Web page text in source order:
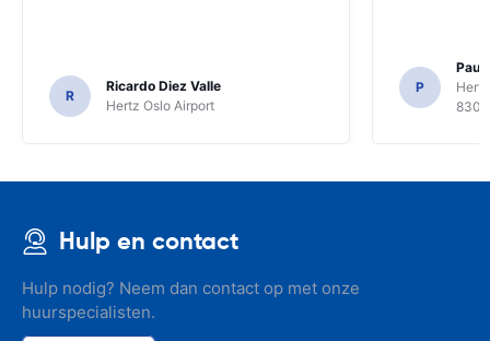
R
Ricardo Diez Valle
Hertz Oslo Airport
P
Paul
8300
Hulp en contact
Hulp nodig? Neem dan contact op met onze
huurspecialisten.